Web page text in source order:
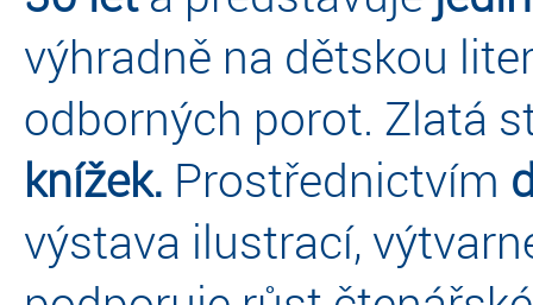
výhradně na dětskou
odborných porot. Zlatá
knížek. Prostřednictvím
výstava ilustrací,